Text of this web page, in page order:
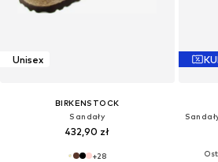
Unisex
BIRKENSTOCK
Sandały
432,90 zł
+28